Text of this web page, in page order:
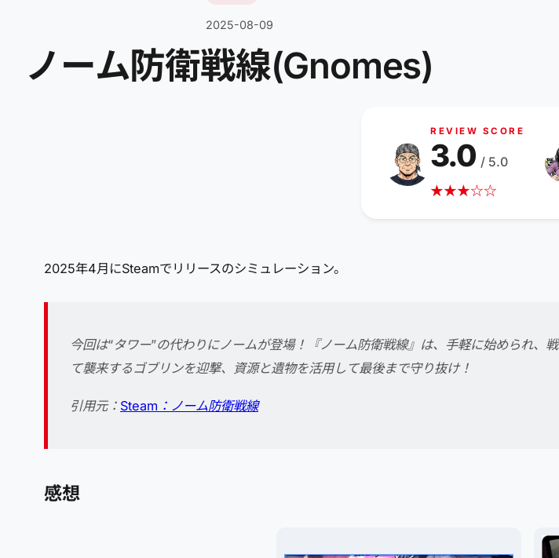
2025-08-09
ノーム防衛戦線(Gnomes)
REVIEW SCORE
★★★☆☆
3.0 / 5.0
2025年4月にSteamでリリースのシミュレーション。
今回は“タワー”の代わりにノームが登場！『ノーム防衛戦線』は、手軽に始められ
て襲来するゴブリンを迎撃、資源と遺物を活用して最後まで守り抜け！
引用元： Steam：ノーム防衛戦線
感想